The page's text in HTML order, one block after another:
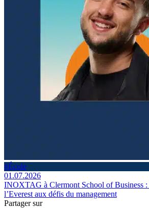
#École
01.07.2026
INOXTAG à Clermont School of Business :
l’Everest aux défis du management
Partager sur